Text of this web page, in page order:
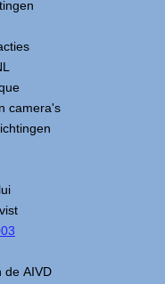
camera's
de AIVD